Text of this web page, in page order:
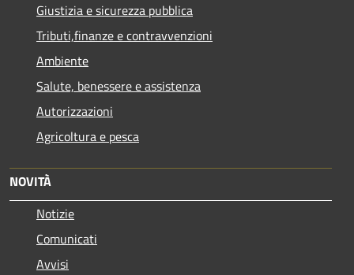
Giustizia e sicurezza pubblica
Tributi,finanze e contravvenzioni
Ambiente
Salute, benessere e assistenza
Autorizzazioni
Agricoltura e pesca
NOVITÀ
Notizie
Comunicati
Avvisi